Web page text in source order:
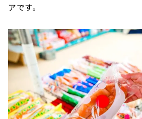
アです。